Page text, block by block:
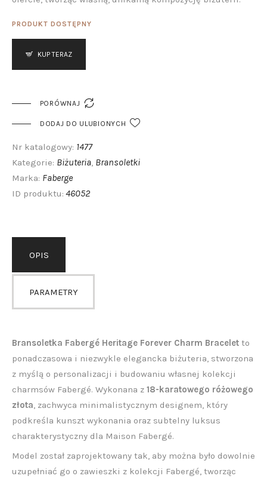
PRODUKT DOSTĘPNY
KUP TERAZ
PORÓWNAJ 
DODAJ DO ULUBIONYCH
Nr katalogowy: 1477
Kategorie: Biżuteria, Bransoletki
Marka: Faberge
ID produktu: 46052
OPIS
PARAMETRY
Bransoletka Fabergé Heritage Forever Charm Bracelet to
ponadczasowa i niezwykle elegancka biżuteria, stworzona
z myślą o personalizacji i budowaniu własnej kolekcji
charmsów Fabergé. Wykonana z 18-karatowego różowego
złota, zachwyca minimalistycznym designem, który
podkreśla kunszt wykonania oraz subtelny luksus
charakterystyczny dla Maison Fabergé.
Model został zaprojektowany tak, aby można było dowolnie
uzupełniać go o zawieszki z kolekcji Fabergé, tworząc